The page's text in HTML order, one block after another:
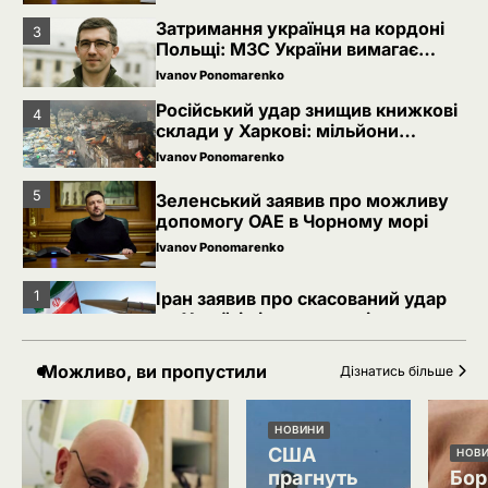
3
Затримання українця на кордоні
Польщі: МЗС України вимагає
консульського доступу
Ivanov Ponomarenko
4
Російський удар знищив книжкові
склади у Харкові: мільйони
видань охопив вогонь
Ivanov Ponomarenko
5
Зеленський заявив про можливу
допомогу ОАЕ в Чорному морі
Ivanov Ponomarenko
1
Іран заявив про скасований удар
по Україні після контактів
Ivanov Ponomarenko
Зеленський звільнив ще сімох
керівників дипломатичних місій
Ivanov Ponomarenko
Можливо, ви пропустили Дізнатись більше
НОВИНИ
США
прагнуть